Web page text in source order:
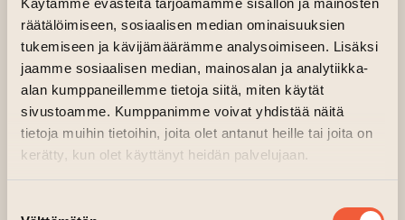
räätälöimiseen, sosiaalisen median ominaisuuksien
tukemiseen ja kävijämäärämme analysoimiseen. Lisäksi
jaamme sosiaalisen median, mainosalan ja analytiikka-
alan kumppaneillemme tietoja siitä, miten käytät
sivustoamme. Kumppanimme voivat yhdistää näitä
tietoja muihin tietoihin, joita olet antanut heille tai joita on
kerätty, kun olet käyttänyt heidän palvelujaan.